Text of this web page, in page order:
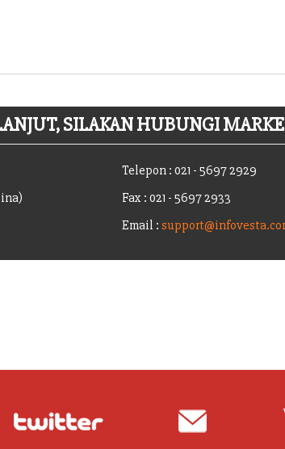
SILAKAN HUBUNGI
Telepon : 021 - 5697 2929
Fax : 021 - 5697 2933
Email :